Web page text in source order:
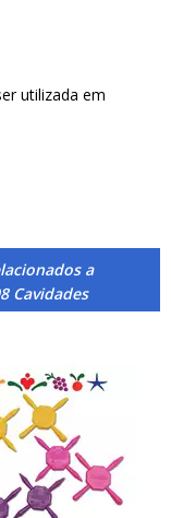
utilizada em
a
Cavidades